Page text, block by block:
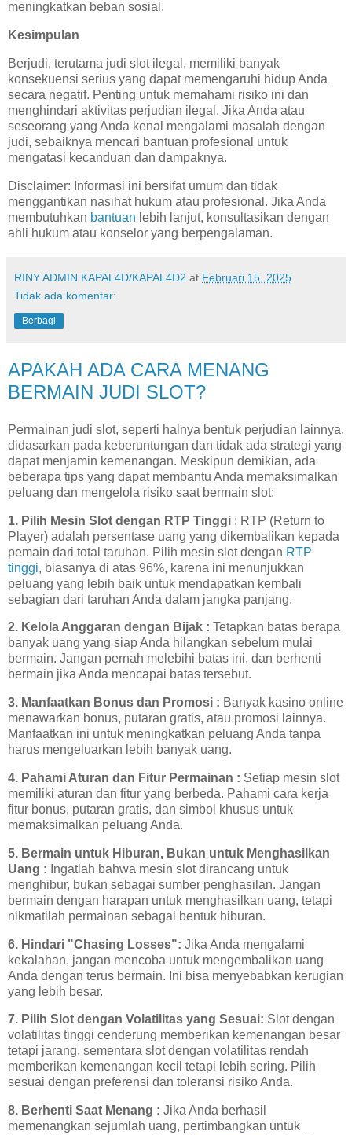
meningkatkan beban sosial.
Kesimpulan
Berjudi, terutama judi slot ilegal, memiliki banyak
konsekuensi serius yang dapat memengaruhi hidup Anda
secara negatif. Penting untuk memahami risiko ini dan
menghindari aktivitas perjudian ilegal. Jika Anda atau
seseorang yang Anda kenal mengalami masalah dengan
judi, sebaiknya mencari bantuan profesional untuk
mengatasi kecanduan dan dampaknya.
Disclaimer: Informasi ini bersifat umum dan tidak
menggantikan nasihat hukum atau profesional. Jika Anda
membutuhkan bantuan lebih lanjut, konsultasikan dengan
ahli hukum atau konselor yang berpengalaman.
RINY ADMIN KAPAL4D/KAPAL4D2 at Februari 15, 2025
Tidak ada komentar:
Berbagi
APAKAH ADA CARA MENANG
BERMAIN JUDI SLOT?
Permainan judi slot, seperti halnya bentuk perjudian lainnya,
didasarkan pada keberuntungan dan tidak ada strategi yang
dapat menjamin kemenangan. Meskipun demikian, ada
beberapa tips yang dapat membantu Anda memaksimalkan
peluang dan mengelola risiko saat bermain slot:
1. Pilih Mesin Slot dengan RTP Tinggi : RTP (Return to
Player) adalah persentase uang yang dikembalikan kepada
pemain dari total taruhan. Pilih mesin slot dengan RTP
tinggi, biasanya di atas 96%, karena ini menunjukkan
peluang yang lebih baik untuk mendapatkan kembali
sebagian dari taruhan Anda dalam jangka panjang.
2. Kelola Anggaran dengan Bijak : Tetapkan batas berapa
banyak uang yang siap Anda hilangkan sebelum mulai
bermain. Jangan pernah melebihi batas ini, dan berhenti
bermain jika Anda mencapai batas tersebut.
3. Manfaatkan Bonus dan Promosi : Banyak kasino online
menawarkan bonus, putaran gratis, atau promosi lainnya.
Manfaatkan ini untuk meningkatkan peluang Anda tanpa
harus mengeluarkan lebih banyak uang.
4. Pahami Aturan dan Fitur Permainan : Setiap mesin slot
memiliki aturan dan fitur yang berbeda. Pahami cara kerja
fitur bonus, putaran gratis, dan simbol khusus untuk
memaksimalkan peluang Anda.
5. Bermain untuk Hiburan, Bukan untuk Menghasilkan
Uang : Ingatlah bahwa mesin slot dirancang untuk
menghibur, bukan sebagai sumber penghasilan. Jangan
bermain dengan harapan untuk menghasilkan uang, tetapi
nikmatilah permainan sebagai bentuk hiburan.
6. Hindari "Chasing Losses": Jika Anda mengalami
kekalahan, jangan mencoba untuk mengembalikan uang
Anda dengan terus bermain. Ini bisa menyebabkan kerugian
yang lebih besar.
7. Pilih Slot dengan Volatilitas yang Sesuai: Slot dengan
volatilitas tinggi cenderung memberikan kemenangan besar
tetapi jarang, sementara slot dengan volatilitas rendah
memberikan kemenangan kecil tetapi lebih sering. Pilih
sesuai dengan preferensi dan toleransi risiko Anda.
8. Berhenti Saat Menang : Jika Anda berhasil
memenangkan sejumlah uang, pertimbangkan untuk